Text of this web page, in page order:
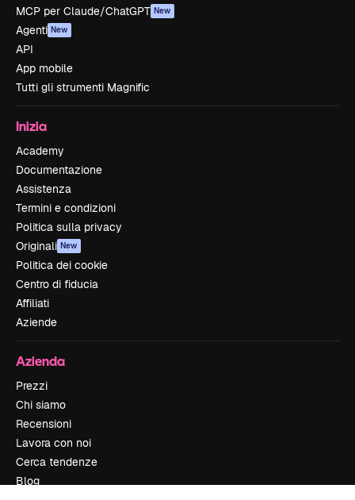
MCP per Claude/ChatGPT New
Agenti New
API
App mobile
Tutti gli strumenti Magnific
Inizia
Academy
Documentazione
Assistenza
Termini e condizioni
Politica sulla privacy
Originali New
Politica dei cookie
Centro di fiducia
Affiliati
Aziende
Azienda
Prezzi
Chi siamo
Recensioni
Lavora con noi
Cerca tendenze
Blog